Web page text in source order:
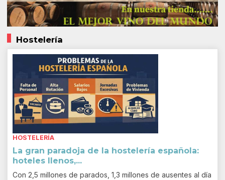
Hostelería
HOSTELERÍA
La gran paradoja de la hostelería española:
hoteles llenos,...
Con 2,5 millones de parados, 1,3 millones de ausentes al día